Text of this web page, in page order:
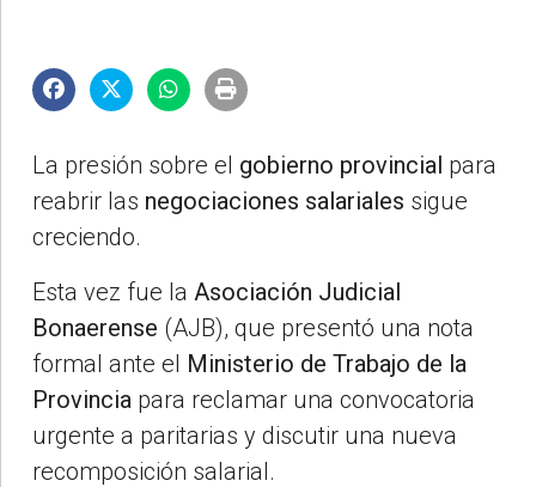
La presión sobre el gobierno provincial para
reabrir las negociaciones salariales sigue
creciendo.
Esta vez fue la Asociación Judicial
Bonaerense (AJB), que presentó una nota
formal ante el Ministerio de Trabajo de la
Provincia para reclamar una convocatoria
urgente a paritarias y discutir una nueva
recomposición salarial.